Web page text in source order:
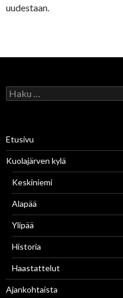
uudestaan.
H
a
:Etusivu
Kuolajärven kylä
Keskiniemi
Alapää
Ylipää
Historia
Haastattelut
Ajankohtaista